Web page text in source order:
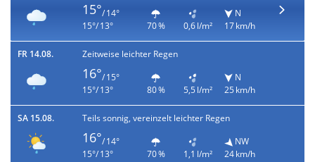
15°/ 14°
15°/ 13°
70 % 0,6 l/m²
N
17 km/h
FR 14.08. Zeitweise leichter Regen
16°/ 15°
15°/ 13°
80 % 5,5 l/m²
N
25 km/h
SA 15.08. Teils sonnig, vereinzelt leichter Regen
16°/ 14°
15°/ 13°
70 % 1,1 l/m²
NW
24 km/h